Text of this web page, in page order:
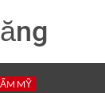
MỸ